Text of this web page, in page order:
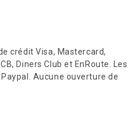
crédit Visa, Mastercard,
Diners Club et EnRoute. Les
Aucune ouverture de
de peau
laser
MD 5-en-1